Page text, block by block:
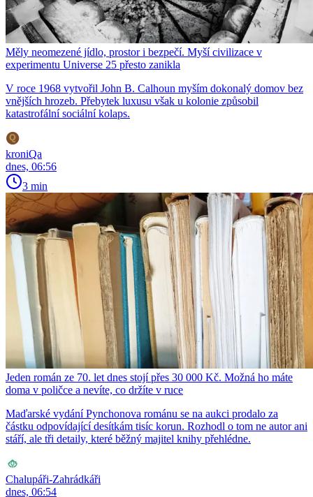
Měly neomezené jídlo, prostor i bezpečí. Myší civilizace v
experimentu Universe 25 přesto zanikla
V roce 1968 vytvořil John B. Calhoun myším dokonalý domov bez
vnějších hrozeb. Přebytek luxusu však u kolonie způsobil
katastrofální sociální kolaps.
kroniQa
dnes, 06:56
3 min
Jeden román ze 70. let dnes stojí přes 30 000 Kč. Možná ho máte
doma v poličce a nevíte, co držíte v ruce
Maďarské vydání Pynchonova románu se na aukci prodalo za
částku odpovídající desítkám tisíc korun. Rozhodl o tom ne autor ani
stáří, ale tři detaily, které běžný majitel knihy přehlédne.
Chalupáři-Zahrádkáři
dnes, 06:54